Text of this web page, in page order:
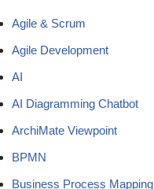
Agile & Scrum
Agile Development
AI
AI Diagramming Chatbot
ArchiMate Viewpoint
BPMN
Business Process Mapping